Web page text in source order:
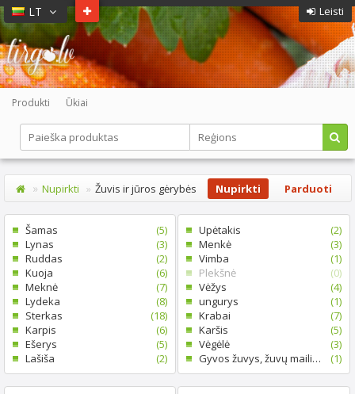
Leisti
LT
Produkti Ūkiai
Nupirkti Žuvis ir jūros gėrybės Parduoti
Nupirkti
Šamas
(5)
Lynas
(3)
Ruddas
(2)
Kuoja
(6)
Meknė
(7)
Lydeka
(8)
Sterkas
(18)
Karpis
(6)
Ešerys
(5)
Lašiša
(2)
Upėtakis
(2)
Menkė
(3)
Vimba
(1)
Plekšnė
(0)
Vėžys
(4)
ungurys
(1)
Krabai
(7)
Karšis
(5)
Vėgėlė
(3)
Gyvos žuvys, žuvų mailius
(1)